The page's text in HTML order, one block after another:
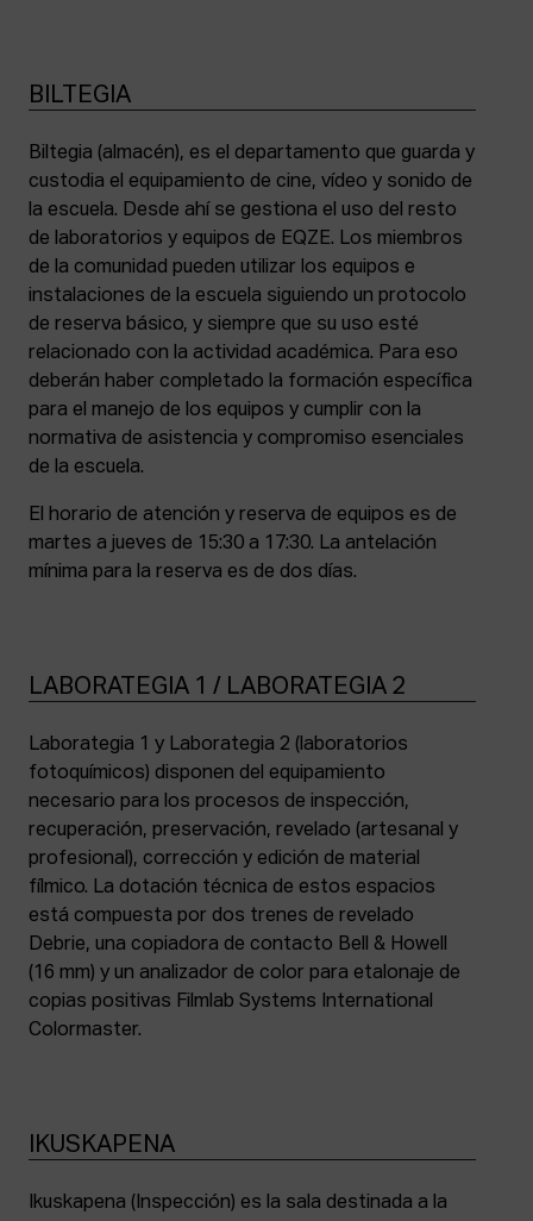
BILTEGIA
Biltegia (almacén), es el departamento que guarda y
custodia el equipamiento de cine, vídeo y sonido de
la escuela. Desde ahí se gestiona el uso del resto
de laboratorios y equipos de EQZE. Los miembros
de la comunidad pueden utilizar los equipos e
instalaciones de la escuela siguiendo un protocolo
de reserva básico, y siempre que su uso esté
relacionado con la actividad académica. Para eso
deberán haber completado la formación específica
para el manejo de los equipos y cumplir con la
normativa de asistencia y compromiso esenciales
de la escuela.
El horario de atención y reserva de equipos es de
martes a jueves de 15:30 a 17:30. La antelación
mínima para la reserva es de dos días.
LABORATEGIA 1 / LABORATEGIA 2
Laborategia 1 y Laborategia 2 (laboratorios
fotoquímicos) disponen del equipamiento
necesario para los procesos de inspección,
recuperación, preservación, revelado (artesanal y
profesional), corrección y edición de material
fílmico. La dotación técnica de estos espacios
está compuesta por dos trenes de revelado
Debrie, una copiadora de contacto Bell & Howell
(16 mm) y un analizador de color para etalonaje de
copias positivas Filmlab Systems International
Colormaster.
IKUSKAPENA
Ikuskapena (Inspección) es la sala destinada a la